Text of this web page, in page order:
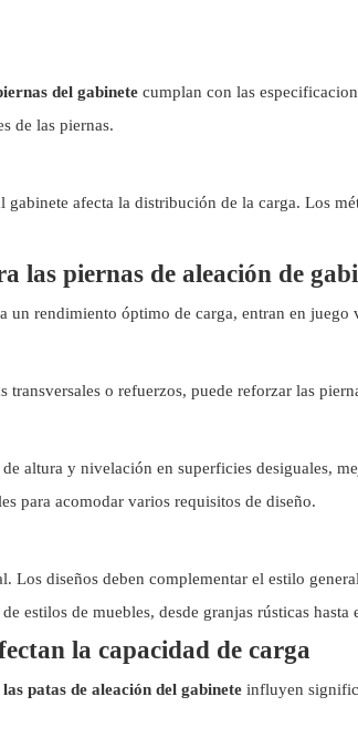
del gabinete cumplan con las
de las piernas.
afecta la distribución de la carga. Los
las piernas de aleación de
un rendimiento óptimo de carga, entran en juego
o refuerzos, puede reforzar las
altura y nivelación en superficies desiguales,
para acomodar varios requisitos de diseño.
diseños deben complementar el estilo
estilos de muebles, desde granjas rústicas hasta
la capacidad de carga
las patas de aleación del gabinete influyen